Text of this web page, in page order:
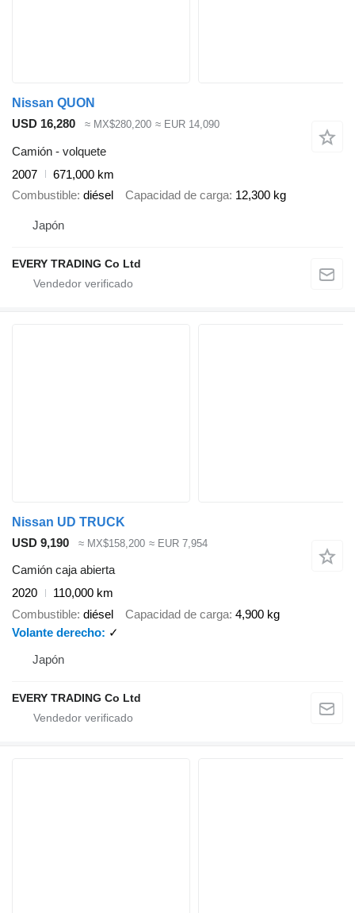
Nissan QUON
USD 16,280
≈ MX$280,200 ≈ EUR 14,090
Camión - volquete
2007
671,000 km
Combustible diésel Capacidad de carga 12,300 kg
Japón
EVERY TRADING Co Ltd
Nissan UD TRUCK
USD 9,190
≈ MX$158,200 ≈ EUR 7,954
Camión caja abierta
2020
110,000 km
Combustible diésel Capacidad de carga 4,900 kg
Volante derecho
✓
Japón
EVERY TRADING Co Ltd